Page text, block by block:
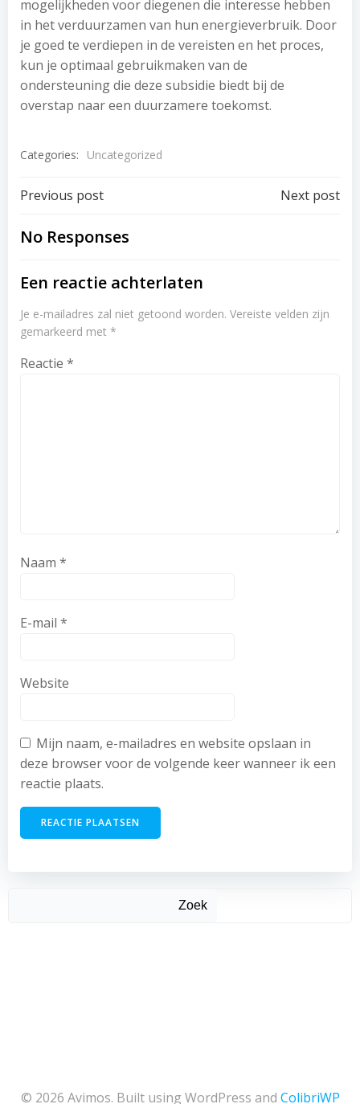
mogelijkheden voor diegenen die interesse hebben
in het verduurzamen van hun energieverbruik. Door
je goed te verdiepen in de vereisten en het proces,
kun je optimaal gebruikmaken van de
ondersteuning die deze subsidie biedt bij de
overstap naar een duurzamere toekomst.
Categories: Uncategorized
Post
navigation
Previous post Next post
No Responses
Een reactie achterlaten
Je e-mailadres zal niet getoond worden. Vereiste velden zijn
gemarkeerd met *
Reactie *
Naam *
E-mail *
Website
Mijn naam, e-mailadres en website opslaan in
deze browser voor de volgende keer wanneer ik een
reactie plaats.
Zoek
© 2026 Avimos. Built using WordPress and ColibriWP